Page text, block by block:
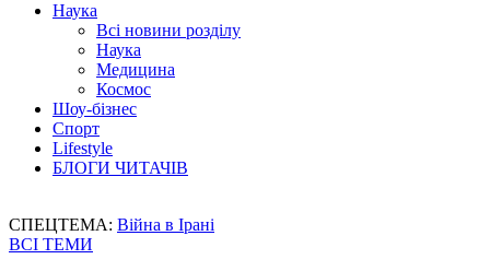
Наука
Всі новини розділу
Наука
Медицина
Космос
Шоу-бізнес
Спорт
Lifestyle
БЛОГИ ЧИТАЧІВ
СПЕЦТЕМА: Війна в Ірані
ВСІ ТЕМИ